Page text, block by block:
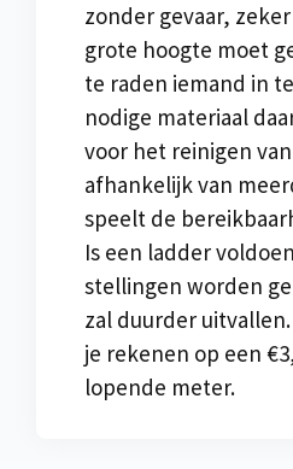
zonder gevaar,
grote hoogte moet
te raden iemand in
nodige materiaal
voor het reinigen
afhankelijk van
speelt de
Is een ladder
stellingen worden
zal duurder
je rekenen op een
lopende meter.